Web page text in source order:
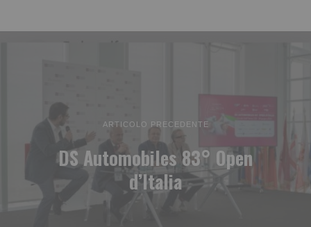
ARTICOLO PRECEDENTE
DS Automobiles 83° Open
d’Italia